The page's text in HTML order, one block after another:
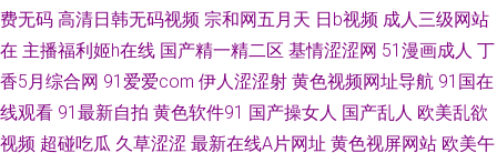
线观看 国产精品在线久久 日本精品人妖五区 51私拍
费无码 高清日韩无码视频 宗和网五月天 日b视频 成人三级网站
在 主播福利姬h在线 国产精一精二区 基情涩涩网 51漫画成人 丁
香5月综合网 91爱爱com 伊人涩涩射 黄色视频网址导航 91国在
线观看 91最新自拍 黄色软件91 国产操女人 国产乱人 欧美乱欲
视频 超碰吃瓜 久草涩涩 最新在线A片网址 黄色视屏网站 欧美午